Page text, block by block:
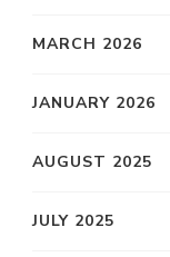
MARCH 2026
JANUARY 2026
AUGUST 2025
JULY 2025